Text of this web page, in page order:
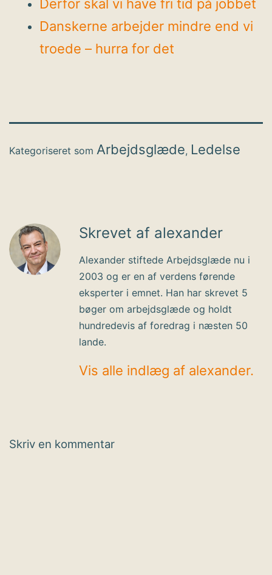
Derfor skal vi have fri tid på jobbet
Danskerne arbejder mindre end vi
troede – hurra for det
Kategoriseret som Arbejdsglæde, Ledelse
Skrevet af alexander
Alexander stiftede Arbejdsglæde nu i
2003 og er en af verdens førende
eksperter i emnet. Han har skrevet 5
bøger om arbejdsglæde og holdt
hundredevis af foredrag i næsten 50
lande.
Vis alle indlæg af alexander.
Skriv en kommentar